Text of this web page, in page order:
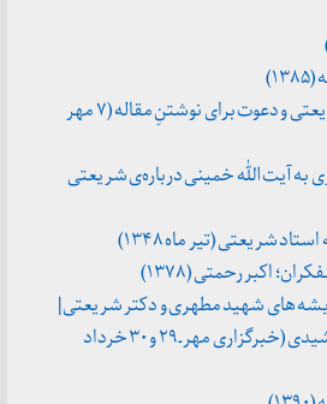
نامه‌ی مطهری به شریعتی و دعوت برای نوشتنِ مقاله (۷ مهر
به آیت الله خمینی درباره‌ی شریعتی
شریعتی (تیر ماه ۱۳۴۸)
اکبر رحمتی (۱۳۷۸)
های شهید مطهری و دکتر شریعتی |
دکتر محدثی و دکتر جمشیدی (خبرگزاری مهر ـ ۲۹ و ۳۰ خرداد